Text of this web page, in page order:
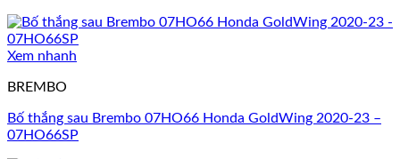
Xem nhanh
BREMBO
Bố thắng sau Brembo 07HO66 Honda GoldWing 2020-23 –
07HO66SP